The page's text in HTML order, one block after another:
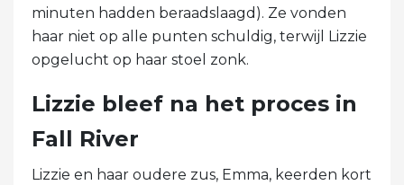
minuten hadden beraadslaagd). Ze vonden
haar niet op alle punten schuldig, terwijl Lizzie
opgelucht op haar stoel zonk.
Lizzie bleef na het proces in
Fall River
Lizzie en haar oudere zus, Emma, ​​keerden kort